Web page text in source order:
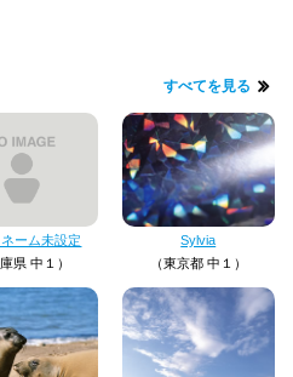
すべてを見る
ーム未設定
庫県 中１）
Sylvia
（東京都 中１）